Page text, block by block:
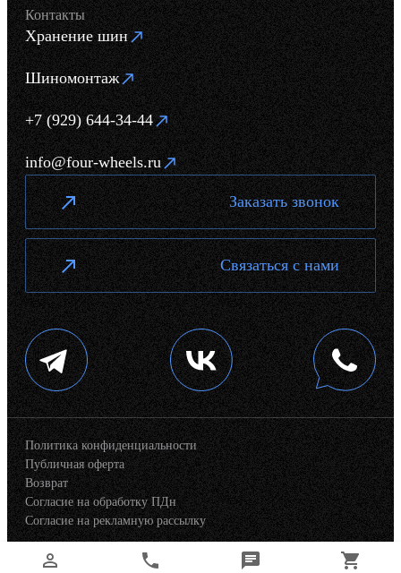
Контакты
Хранение шин
Шиномонтаж
+7 (929) 644-34-44
info@four-wheels.ru
Заказать звонок
Связаться с нами
Политика конфиденциальности
Публичная оферта
Возврат
Согласие на обработку ПДн
Согласие на рекламную рассылку